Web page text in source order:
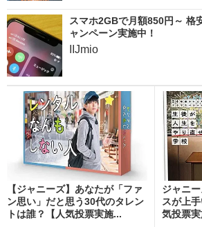
スマホ2GBで月額850円～ 格
ャンペーン実施中！
IIJmio
【ジャニーズ】あなたが「ファ
ン思い」だと思う30代のタレン
トは誰？【人気投票実施...
ジャニ
スが上
気投票実